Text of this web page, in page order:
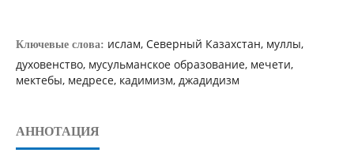
Ключевые слова: ислам, Северный Казахстан, муллы,
духовенство, мусульманское образование, мечети,
мектебы, медресе, кадимизм, джадидизм
АННОТАЦИЯ